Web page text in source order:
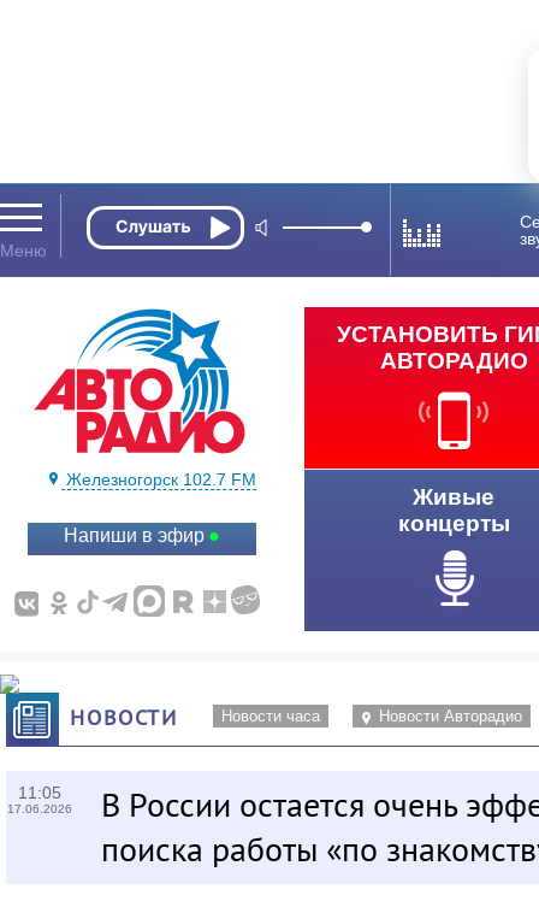
Железногорск 102.7 FM
Напиши в эфир
УСТАНОВИТЬ
АВТОРАДИО
Живые
концерты
НОВОСТИ Новости часа Новости Авторадио
11:05
17.06.2026
В России остается очень
поиска работы «по